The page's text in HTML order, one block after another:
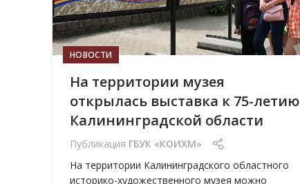
НОВОСТИ
На территории музея
открылась выставка к 75-летию
Калининградской области
Публикация ГБУК «КОИХМ»
На территории Калининградского областного
историко-художественного музея можно